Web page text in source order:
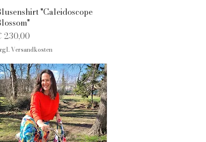
Schnellansicht
"Caleidoscope
230,00
Versandkosten